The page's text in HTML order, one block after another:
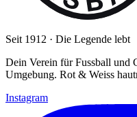
Seit 1912 · Die Legende lebt
Dein Verein für Fussball und
Umgebung. Rot & Weiss
Instagram